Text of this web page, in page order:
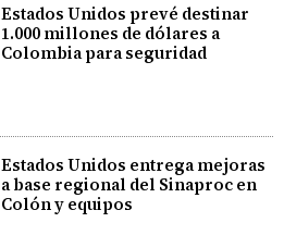
Estados Unidos prevé destinar
1.000 millones de dólares a
Colombia para seguridad
Estados Unidos entrega mejoras
a base regional del Sinaproc en
Colón y equipos